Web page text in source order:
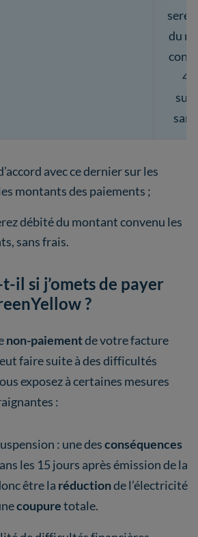
du
4
avec ce dernier sur les
montants des paiements ;
débité du montant convenu les
sans frais.
il si j’omets de payer
?
non-paiementde votre facture
faire suite à des difficultés
exposez à certaines mesures
:
: une desconséquences
les 15 jours après émission de la
être la réductionde l’électricité
coupuretotale.